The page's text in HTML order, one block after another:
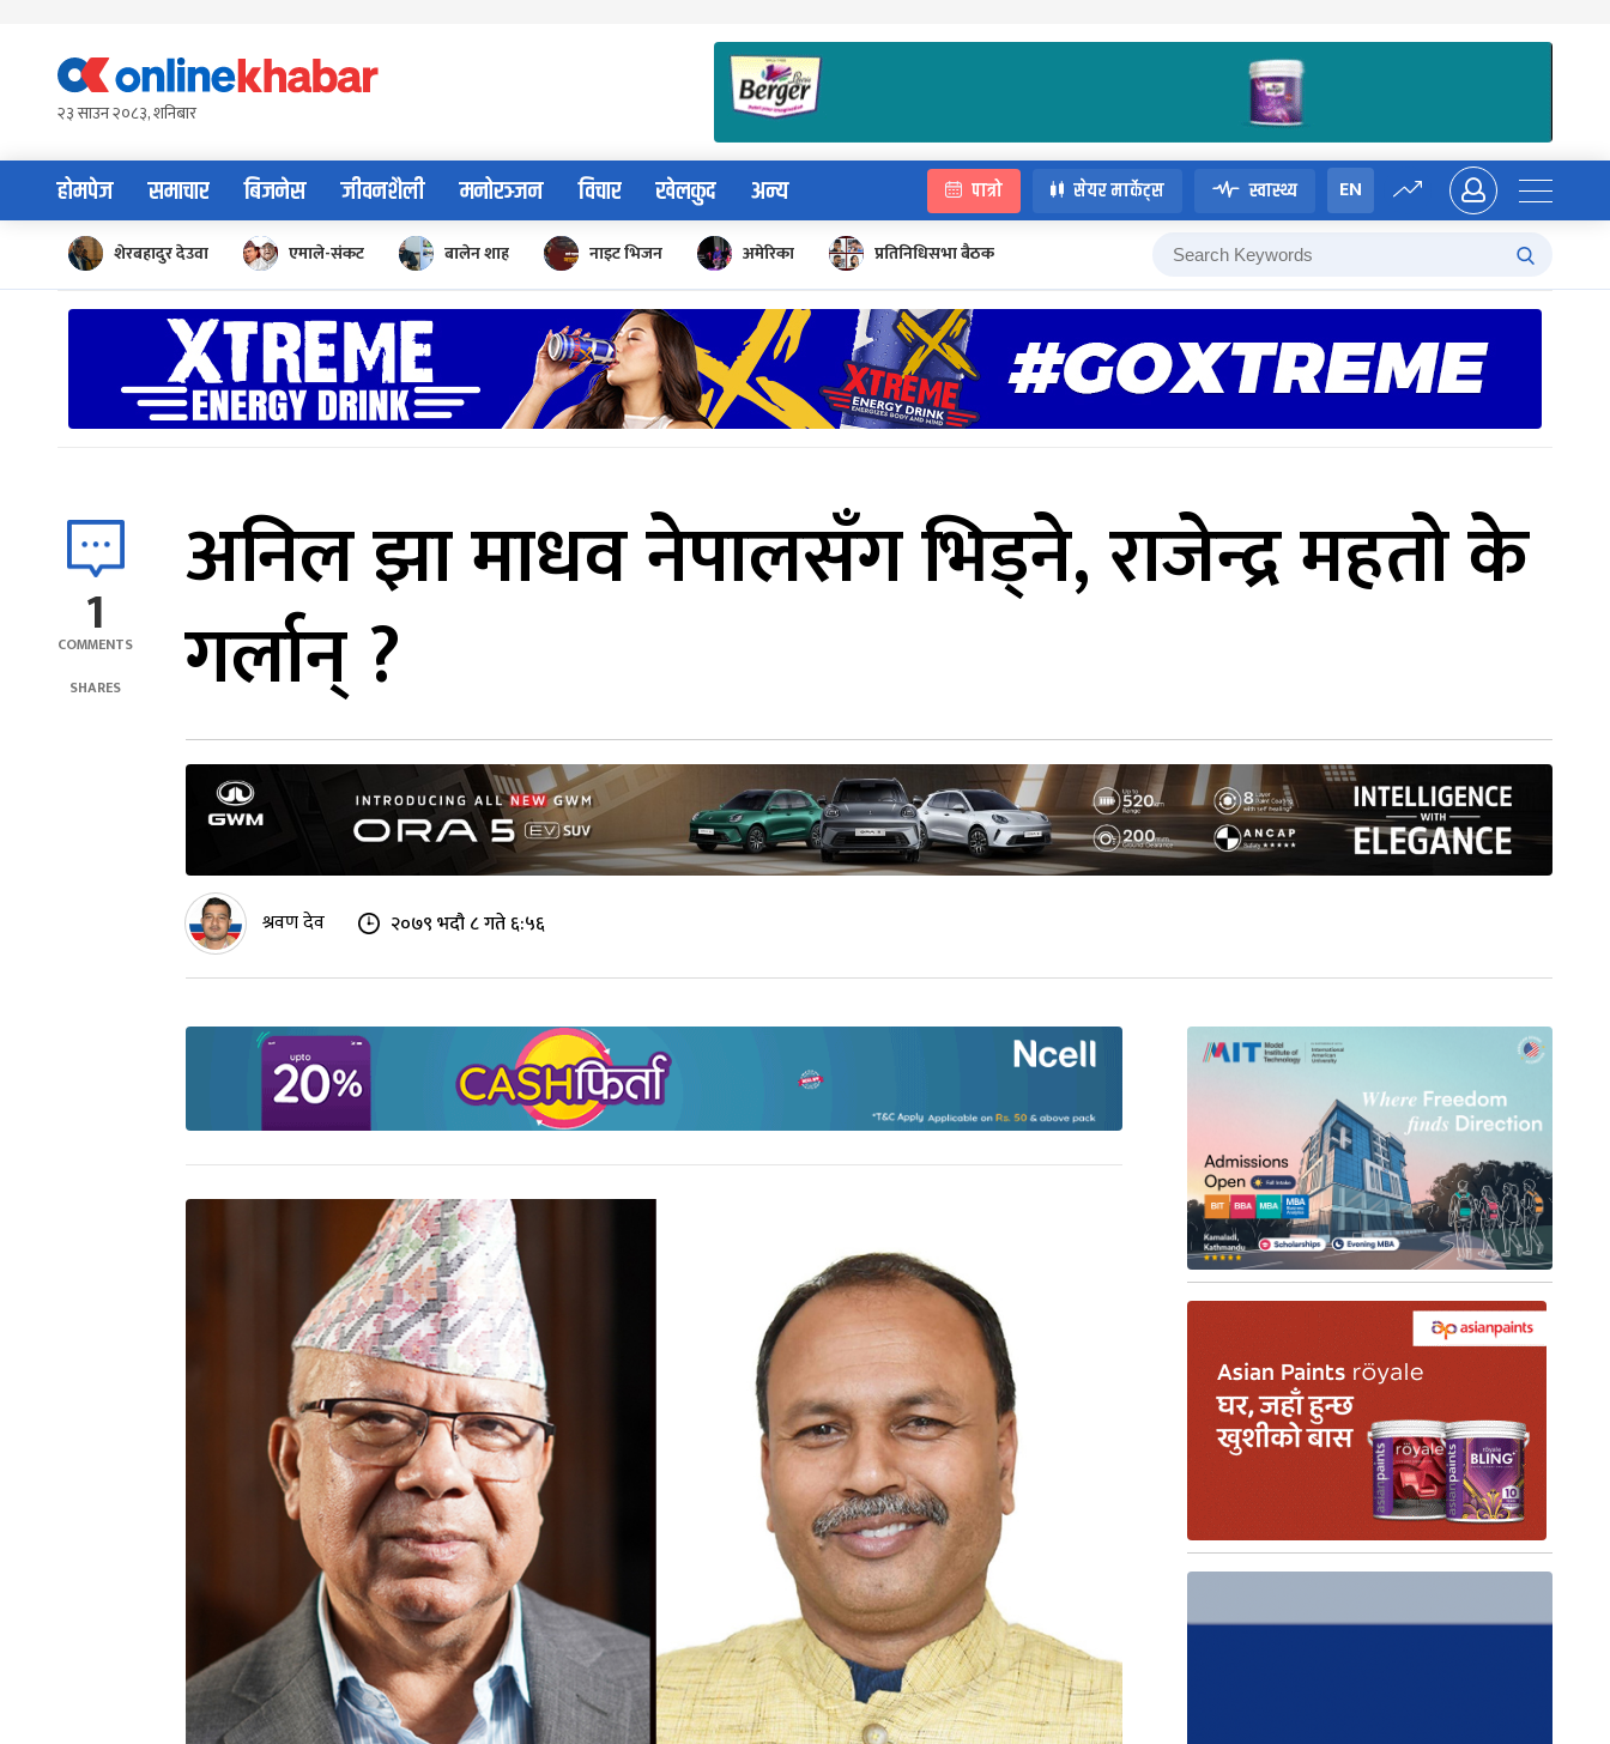
content२३ साउन २०८३, शनिबार
होमपेज समाचार बिजनेस जीवनशैली मनोरञ्जन विचार खेलकुद अन्य पात्रो सेयर मार्केट्स स्वास्थ्य EN
शेरबहादुर देउवा एमाले-संकट बालेन शाह नाइट भिजन अमेरिका प्रतिनिधिसभा बैठक
1
COMMENTS
SHARES
अनिल झा माधव नेपालसँग भिड्ने, राजेन्द्र महतो के
गर्लान् ?
श्रवण देव २०७९ भदौ ८ गते ६:५६